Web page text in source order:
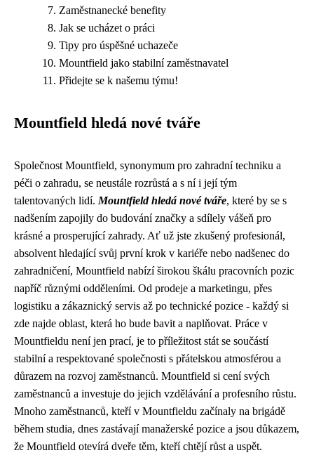
Zaměstnanecké benefity
Jak se ucházet o práci
Tipy pro úspěšné uchazeče
Mountfield jako stabilní zaměstnavatel
Přidejte se k našemu týmu!
Mountfield hledá nové tváře
Společnost Mountfield, synonymum pro zahradní techniku a
péči o zahradu, se neustále rozrůstá a s ní i její tým
talentovaných lidí. Mountfield hledá nové tváře, které by se s
nadšením zapojily do budování značky a sdílely vášeň pro
krásné a prosperující zahrady. Ať už jste zkušený profesionál,
absolvent hledající svůj první krok v kariéře nebo nadšenec do
zahradničení, Mountfield nabízí širokou škálu pracovních pozic
napříč různými odděleními. Od prodeje a marketingu, přes
logistiku a zákaznický servis až po technické pozice - každý si
zde najde oblast, která ho bude bavit a naplňovat. Práce v
Mountfieldu není jen prací, je to příležitost stát se součástí
stabilní a respektované společnosti s přátelskou atmosférou a
důrazem na rozvoj zaměstnanců. Mountfield si cení svých
zaměstnanců a investuje do jejich vzdělávání a profesního růstu.
Mnoho zaměstnanců, kteří v Mountfieldu začínaly na brigádě
během studia, dnes zastávají manažerské pozice a jsou důkazem,
že Mountfield otevírá dveře těm, kteří chtějí růst a uspět.